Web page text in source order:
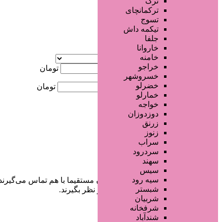
ترکمانچای
تسوج
تیکمه داش
جلفا
خاروانا
خامنه
خراجو
خسروشهر
خضرلو
خمارلو
خواجه
دوزدوزان
زرنق
زنوز
سراب
سردرود
سهند
سیس
سیه رود
شبستر
شربیان
شرفخانه
شندآباد
آگهی ویژه
کمترین قیمت
تومان
بیشترین قیمت تومان
در سایت تبلیغاتی مرکز زیبایی کاربران مستقیما با هم تماس
خودشان جنبه‌های مختلف امنیتی را در نظر بگیرند.